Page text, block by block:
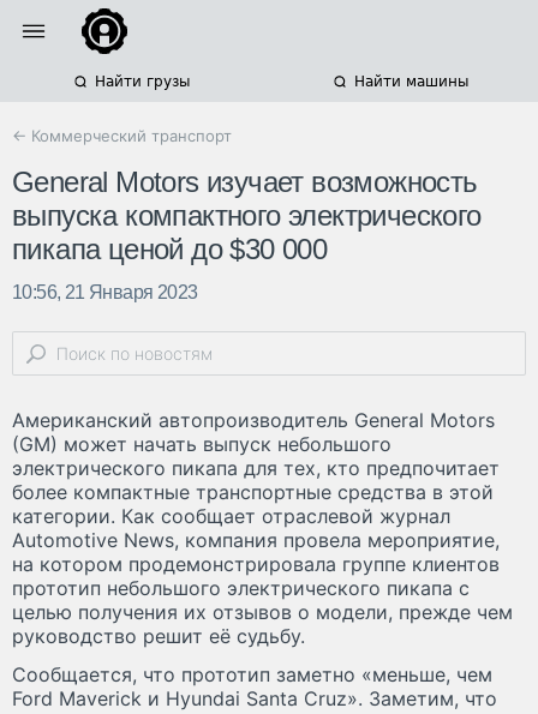
Найти грузы Найти машины
← Коммерческий транспорт
General Motors изучает возможность
выпуска компактного электрического
пикапа ценой до $30 000
10:56, 21 Января 2023
Американский автопроизводитель General Motors
(GM) может начать выпуск небольшого
электрического пикапа для тех, кто предпочитает
более компактные транспортные средства в этой
категории. Как сообщает отраслевой журнал
Automotive News, компания провела мероприятие,
на котором продемонстрировала группе клиентов
прототип небольшого электрического пикапа с
целью получения их отзывов о модели, прежде чем
руководство решит её судьбу.
Сообщается, что прототип заметно «меньше, чем
Ford Maverick и Hyundai Santa Cruz». Заметим, что